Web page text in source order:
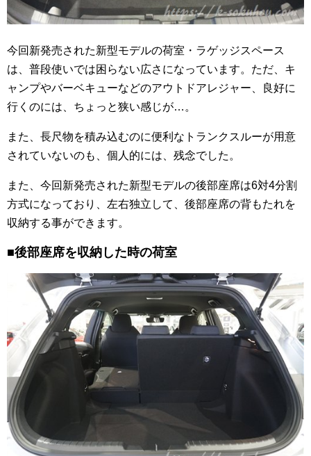
今回新発売された新型モデルの荷室・ラゲッジスペース
は、普段使いでは困らない広さになっています。ただ、キ
ャンプやバーベキューなどのアウトドアレジャー、良好に
行くのには、ちょっと狭い感じが…。
また、長尺物を積み込むのに便利なトランクスルーが用意
されていないのも、個人的には、残念でした。
また、今回新発売された新型モデルの後部座席は6対4分割
方式になっており、左右独立して、後部座席の背もたれを
収納する事ができます。
■後部座席を収納した時の荷室